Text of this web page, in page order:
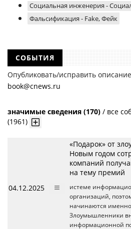
Социальная инженерия -
Фальсификация - Fake, Фейк
СОБЫТИЯ
Опубликовать/исправить
book@cnews.ru
значимые сведения (170) / все
(1961)
04.12.2025
«Подарок» от
Новым годом
компаний
на тему премий
истеме
организаций,
начинаются
Злоумышленники
информационной